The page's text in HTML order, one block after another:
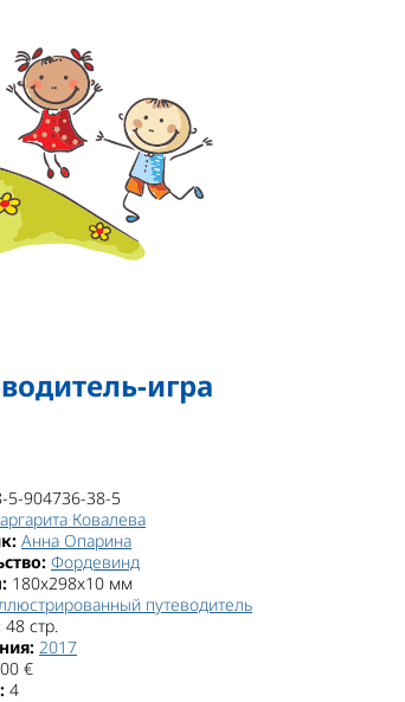
игра
5-904736-38-5
Ковалева
Анна Опарина
Фордевинд
180x298x10 мм
путеводитель
48 стр.
2017
€
4